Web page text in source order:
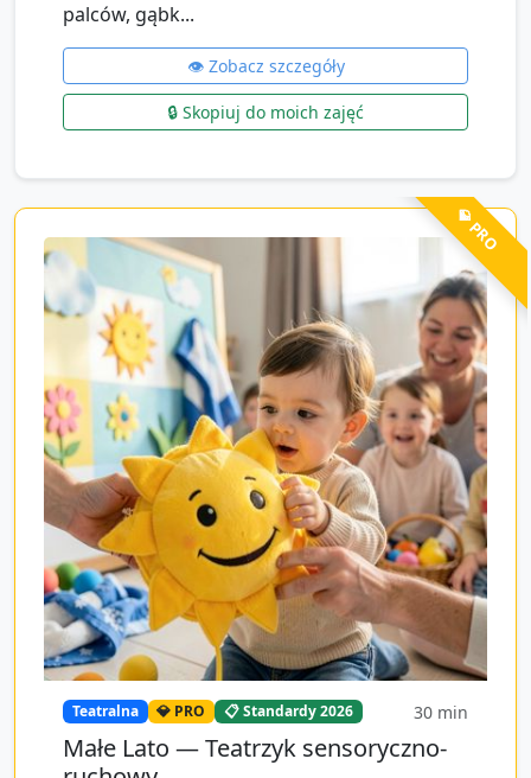
palców, gąbk...
👁️ Zobacz szczegóły
🔒 Skopiuj do moich zajęć
💎 PRO
Teatralna 💎 PRO 📋 Standardy 2026 30 min
Małe Lato — Teatrzyk sensoryczno-